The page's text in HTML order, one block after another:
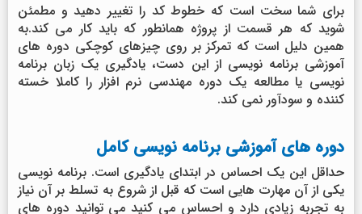
برای شما سخت است که خطوط کد را تغییر دهید و مطمئن
شوید که هر قسمت از پروژه همانطور که باید کار می کند.به
همین دلیل است که تمرکز بر روی چیزهای کوچکی دوره های
آموزشی برنامه نویسی از این دست، یادگیری یک زبان برنامه
نویسی یا مطالعه یک دوره مهندسی نرم افزار را کاملا خسته
کننده و سودآور نمی کند.
دوره های آموزشی برنامه نویسی کامل
حداقل این یک احساس در ابتدای یادگیری است. برنامه نویسی
یکی از آن مهارت هایی است که قبل از شروع به تسلط بر آن نیاز
به تجربه زیادی دارد و احساس می کنید می توانید دوره های